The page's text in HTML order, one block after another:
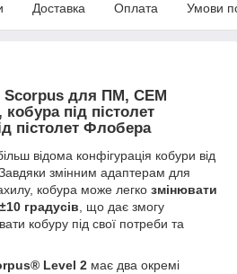
Доставка Оплата Умови
Scorpus для ПМ, СЕМ
під пістолет
пістолет Флобера
відома конфігурація кобури від
змінним адаптерам для
кобура може легко змінювати
градусів , що дає змогу
кобуру під свої потреби та
Level 2 має два окремі